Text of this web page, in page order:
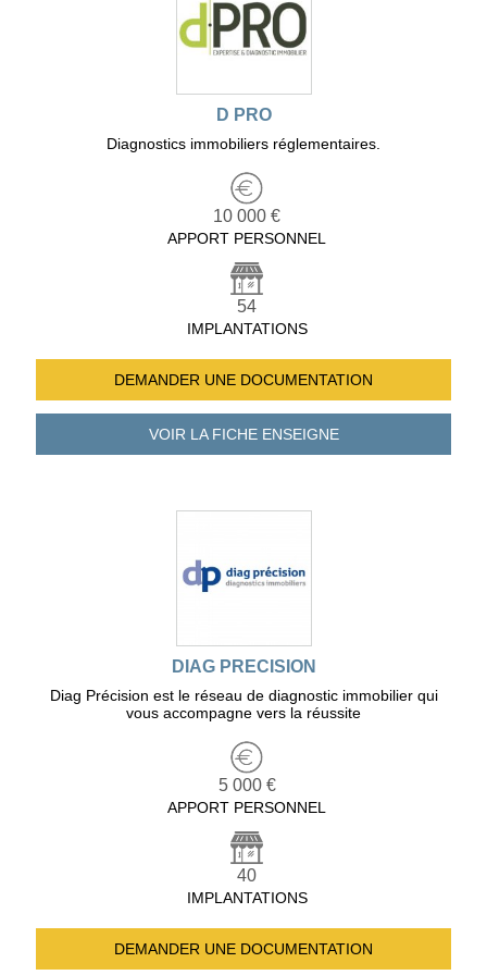
D PRO
Diagnostics immobiliers réglementaires.
10 000 €
APPORT PERSONNEL
54
IMPLANTATIONS
DEMANDER UNE DOCUMENTATION
VOIR LA FICHEENSEIGNE
DIAG PRECISION
Diag Précision est le réseau de diagnostic immobilier qui
vous accompagne vers la réussite
5 000 €
APPORT PERSONNEL
40
IMPLANTATIONS
DEMANDER UNE DOCUMENTATION